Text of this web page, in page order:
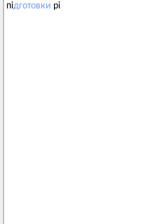
підготовки рі